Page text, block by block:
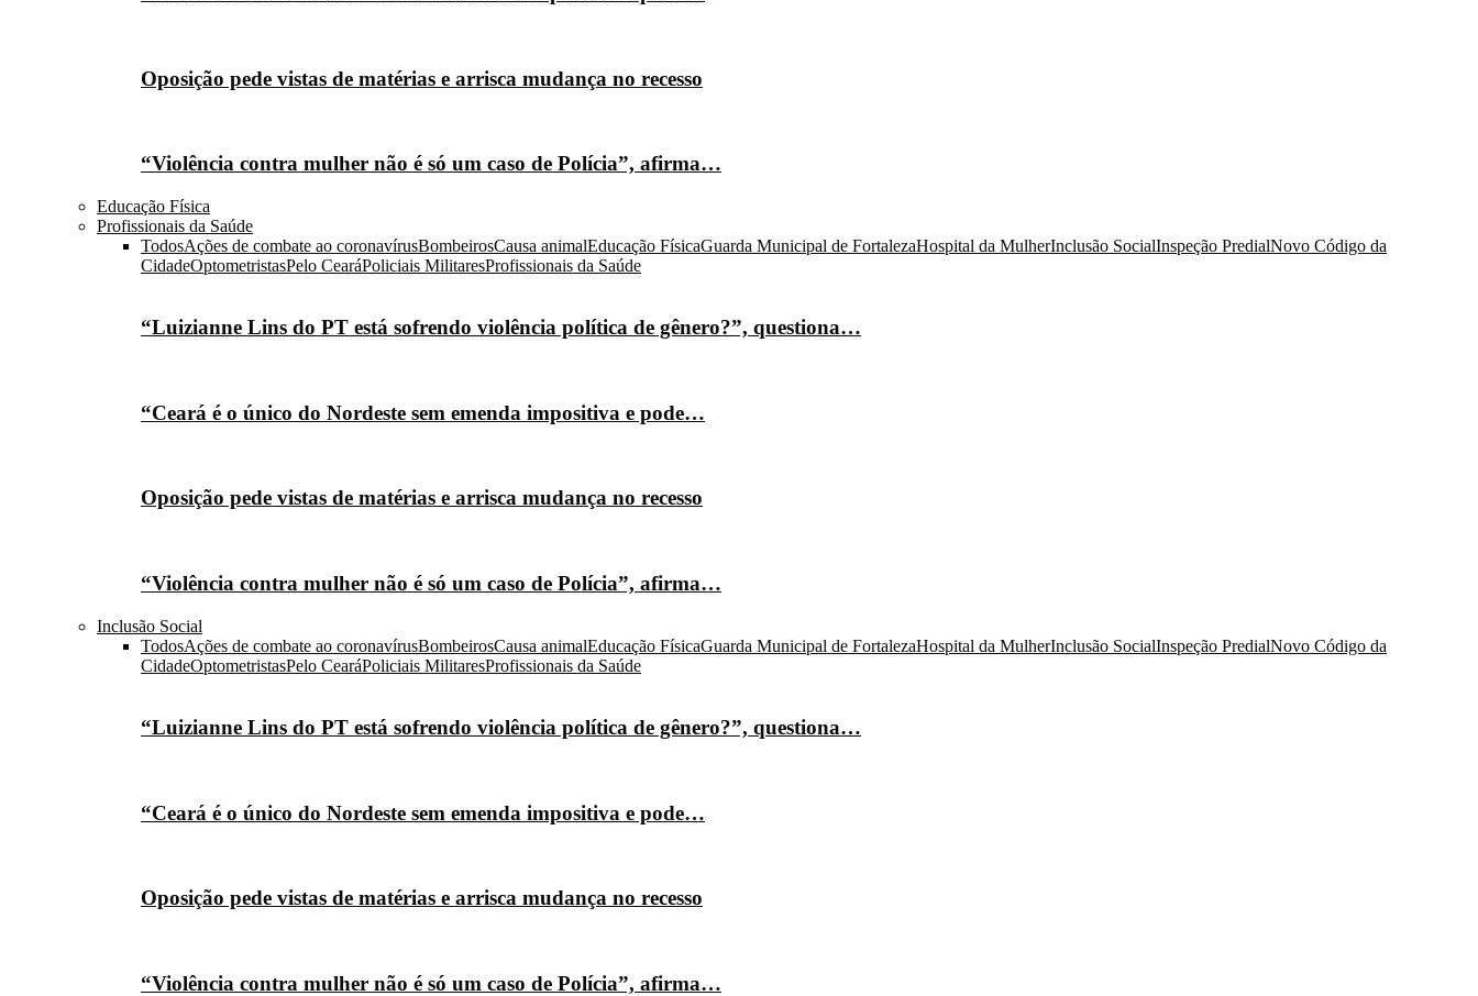
Oposição pede vistas de matérias e arrisca mudança no recesso
“Violência contra mulher não é só um caso de Polícia”, afirma…
Educação Física
Profissionais da Saúde
TodosAções de combate ao coronavírusBombeirosCausa animalEducação FísicaGuarda Municipal de FortalezaHospital da MulherInclusão SocialInspeção PredialNovo Código da
CidadeOptometristasPelo CearáPoliciais MilitaresProfissionais da Saúde
“Luizianne Lins do PT está sofrendo violência política de gênero?”, questiona…
“Ceará é o único do Nordeste sem emenda impositiva e pode…
Oposição pede vistas de matérias e arrisca mudança no recesso
“Violência contra mulher não é só um caso de Polícia”, afirma…
Inclusão Social
TodosAções de combate ao coronavírusBombeirosCausa animalEducação FísicaGuarda Municipal de FortalezaHospital da MulherInclusão SocialInspeção PredialNovo Código da
CidadeOptometristasPelo CearáPoliciais MilitaresProfissionais da Saúde
“Luizianne Lins do PT está sofrendo violência política de gênero?”, questiona…
“Ceará é o único do Nordeste sem emenda impositiva e pode…
Oposição pede vistas de matérias e arrisca mudança no recesso
“Violência contra mulher não é só um caso de Polícia”, afirma…